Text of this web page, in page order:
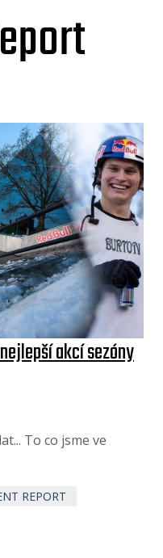
akcí sezóny
To co jsme ve
REPORT